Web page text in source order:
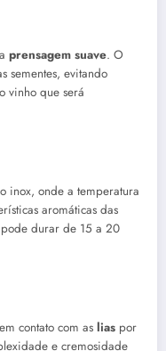
prensagem suave. O
sementes, evitando
vinho que será
inox, onde a temperatura
aromáticas das
pode durar de 15 a 20
contato com as lias por
e cremosidade